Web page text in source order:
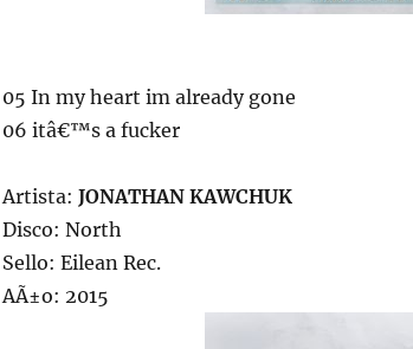
05 In my heart im already gone
06 itâ€™s a fucker
Artista: JONATHAN KAWCHUK
Disco: North
Sello: Eilean Rec.
AÃ±o: 2015